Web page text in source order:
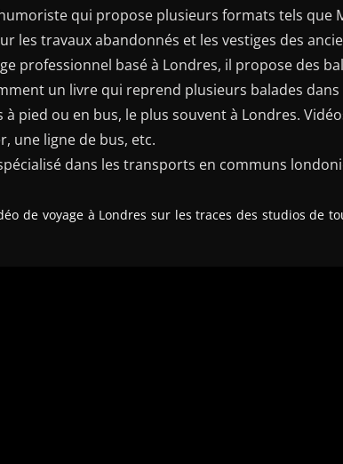
qui propose plusieurs formats tels que
les travaux abandonnés et les vestiges des
professionnel basé à Londres, il propose des
un livre qui reprend plusieurs balades
à pied ou en bus, le plus souvent à Londres.
une ligne de bus, etc.
dans les transports en communs
de voyage à Londres sur les traces des studios de